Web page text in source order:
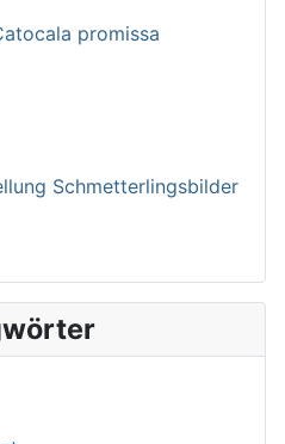
promissa
Schmetterlingsbilder